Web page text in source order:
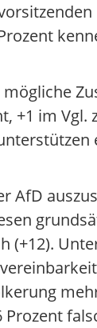
+1 im Vgl.
AfD
(+12).